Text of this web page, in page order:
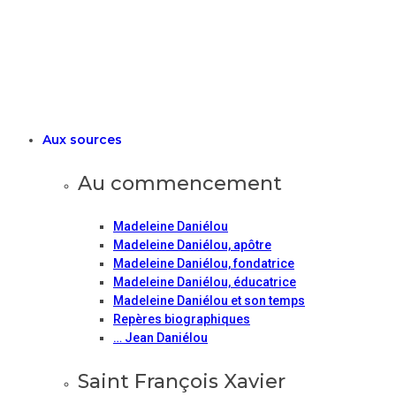
Aux sources
Au commencement
Madeleine Daniélou
Madeleine Daniélou, apôtre
Madeleine Daniélou, fondatrice
Madeleine Daniélou, éducatrice
Madeleine Daniélou et son temps
Repères biographiques
… Jean Daniélou
Saint François Xavier